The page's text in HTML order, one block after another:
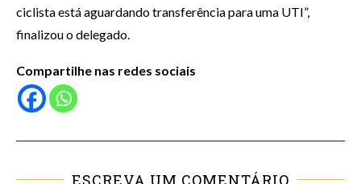
ciclista está aguardando transferência para uma UTI”,
finalizou o delegado.
Compartilhe nas redes sociais
ESCREVA UM COMENTÁRIO